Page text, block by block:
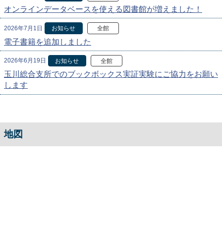
オンラインデータベースを使える図書館が増えました！
2026年7月1日 お知らせ 全館
電子書籍を追加しました
2026年6月19日 お知らせ 全館
玉川総合支所でのブックボックス実証実験にご協力をお願い
します
地図